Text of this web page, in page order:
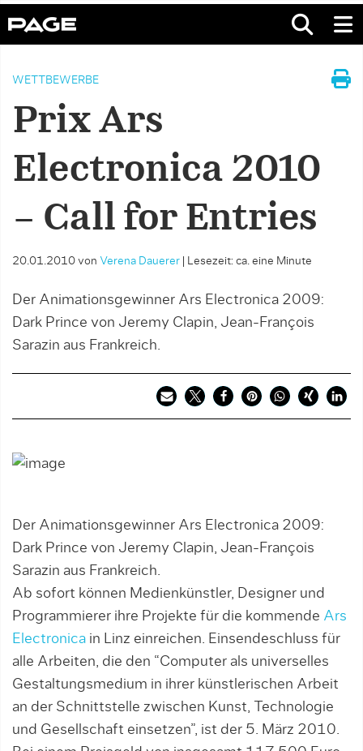
WETTBEWERBE
Prix Ars
Electronica 2010
– Call for Entries
20.01.2010 von Verena Dauerer Lesezeit: ca. eine Minute
Der Animationsgewinner Ars Electronica 2009:
Dark Prince von Jeremy Clapin, Jean-François
Sarazin aus Frankreich.
Der Animationsgewinner Ars Electronica 2009:
Dark Prince von Jeremy Clapin, Jean-François
Sarazin aus Frankreich.
Ab sofort können Medienkünstler, Designer und
Programmierer ihre Projekte für die kommende Ars
Electronica in Linz einreichen. Einsendeschluss für
alle Arbeiten, die den “Computer als universelles
Gestaltungsmedium in ihrer künstlerischen Arbeit
an der Schnittstelle zwischen Kunst, Technologie
und Gesellschaft einsetzen”, ist der 5. März 2010.